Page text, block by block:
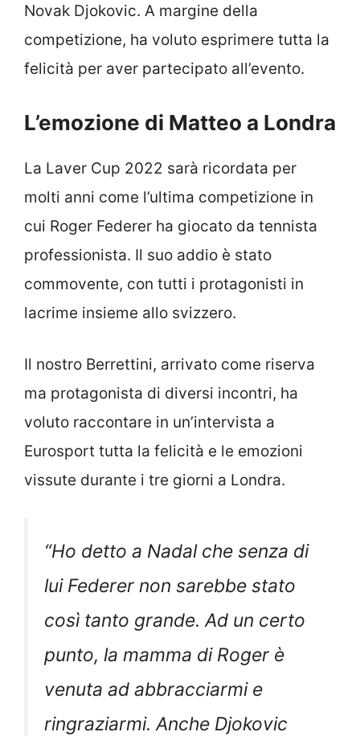
Novak Djokovic. A margine della
competizione, ha voluto esprimere tutta la
felicità per aver partecipato all’evento.
L’emozione di Matteo a Londra
La Laver Cup 2022 sarà ricordata per
molti anni come l’ultima competizione in
cui Roger Federer ha giocato da tennista
professionista. Il suo addio è stato
commovente, con tutti i protagonisti in
lacrime insieme allo svizzero.
Il nostro Berrettini, arrivato come riserva
ma protagonista di diversi incontri, ha
voluto raccontare in un’intervista a
Eurosport tutta la felicità e le emozioni
vissute durante i tre giorni a Londra.
“Ho detto a Nadal che senza di
lui Federer non sarebbe stato
così tanto grande. Ad un certo
punto, la mamma di Roger è
venuta ad abbracciarmi e
ringraziarmi. Anche Djokovic